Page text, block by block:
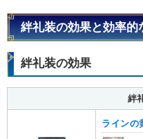
絆礼装の効果と効率的
絆礼装の効果
絆
ラインの